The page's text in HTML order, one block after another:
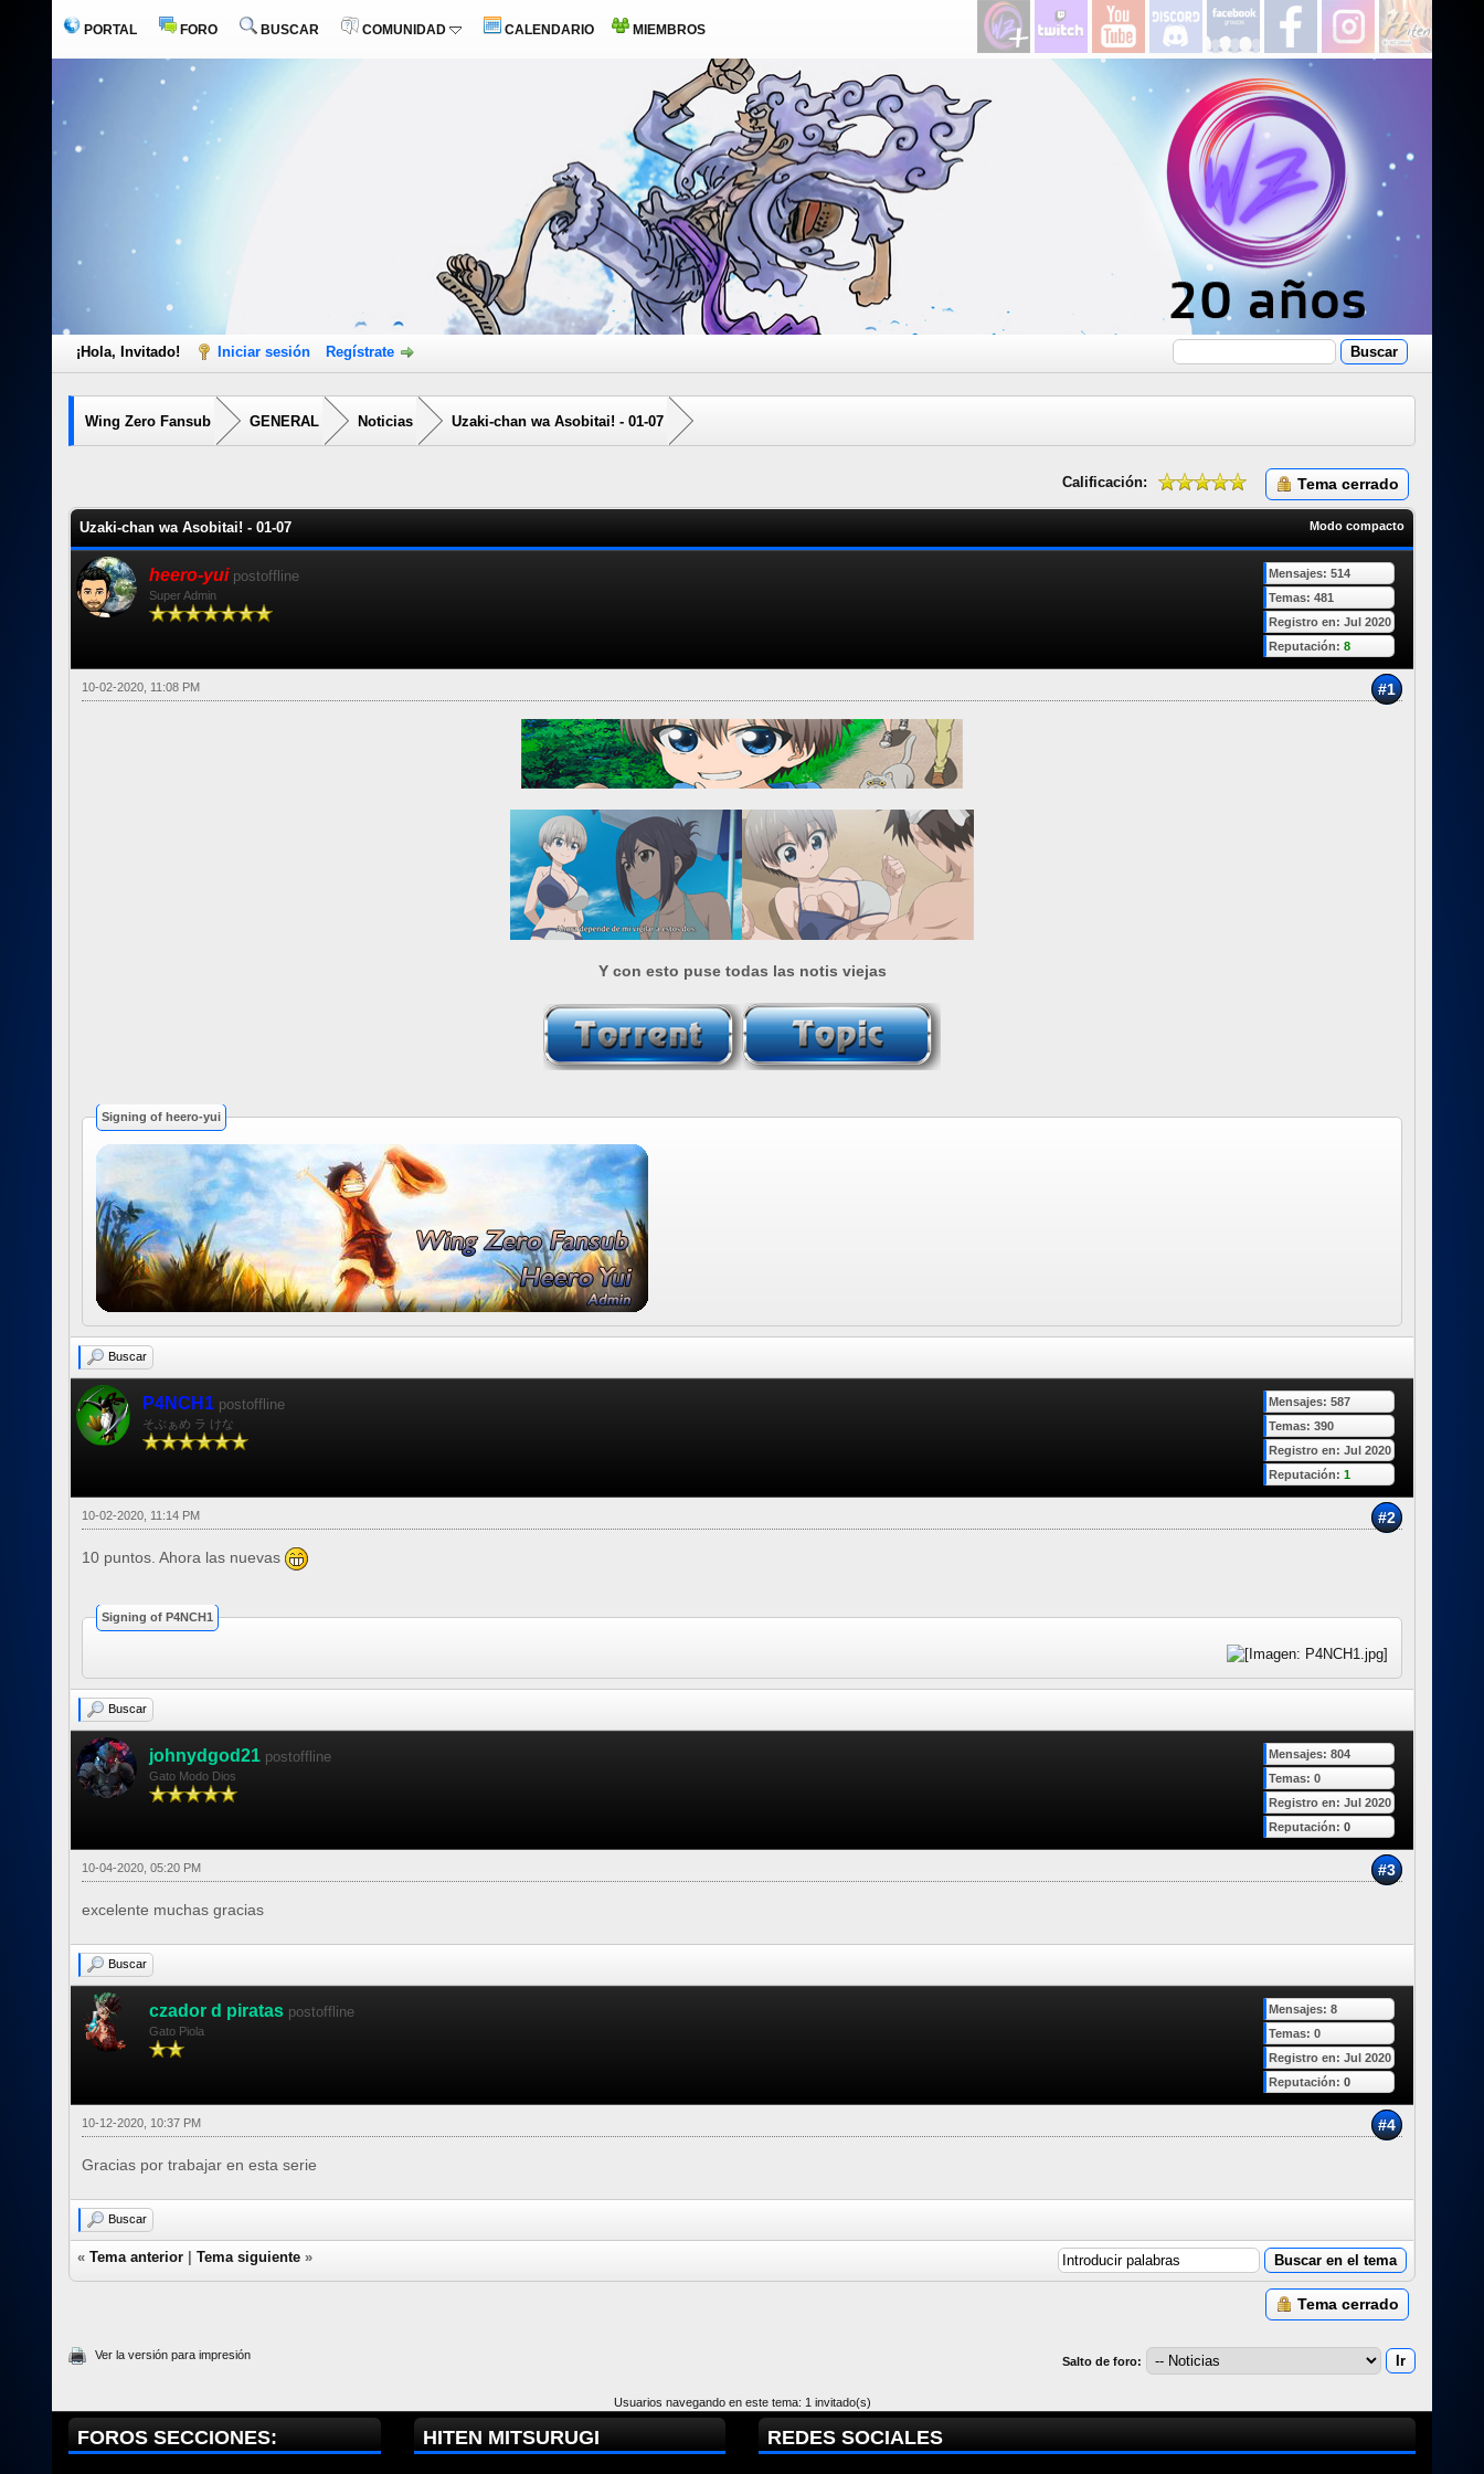
PORTAL FORO BUSCAR COMUNIDAD CALENDARIO MIEMBROS
¡Hola, Invitado! Iniciar sesión Regístrate
Wing Zero Fansub GENERAL Noticias Uzaki-chan wa Asobitai! - 01-07
Tema cerrado
Calificación:
Modo compacto
Uzaki-chan wa Asobitai! - 01-07
heero-yui postoffline
Super Admin
Mensajes: 514
Temas: 481
Registro en: Jul 2020
Reputación: 8
#1
10-02-2020, 11:08 PM
Y con esto puse todas las notis viejas
Signing of heero-yui
Buscar
P4NCH1 postoffline
そぶぁめ ラ けな
Mensajes: 587
Temas: 390
Registro en: Jul 2020
Reputación: 1
#2
10-02-2020, 11:14 PM
10 puntos. Ahora las nuevas
Signing of P4NCH1
Buscar
johnydgod21 postoffline
Gato Modo Dios
Mensajes: 804
Temas: 0
Registro en: Jul 2020
Reputación: 0
#3
10-04-2020, 05:20 PM
excelente muchas gracias
Buscar
czador d piratas postoffline
Gato Piola
Mensajes: 8
Temas: 0
Registro en: Jul 2020
Reputación: 0
#4
10-12-2020, 10:37 PM
Gracias por trabajar en esta serie
Buscar
« Tema anterior Tema siguiente »
Tema cerrado
Ver la versión para impresión Salto de foro:
Usuarios navegando en este tema: 1 invitado(s)
FOROS SECCIONES: HITEN MITSURUGI REDES SOCIALES